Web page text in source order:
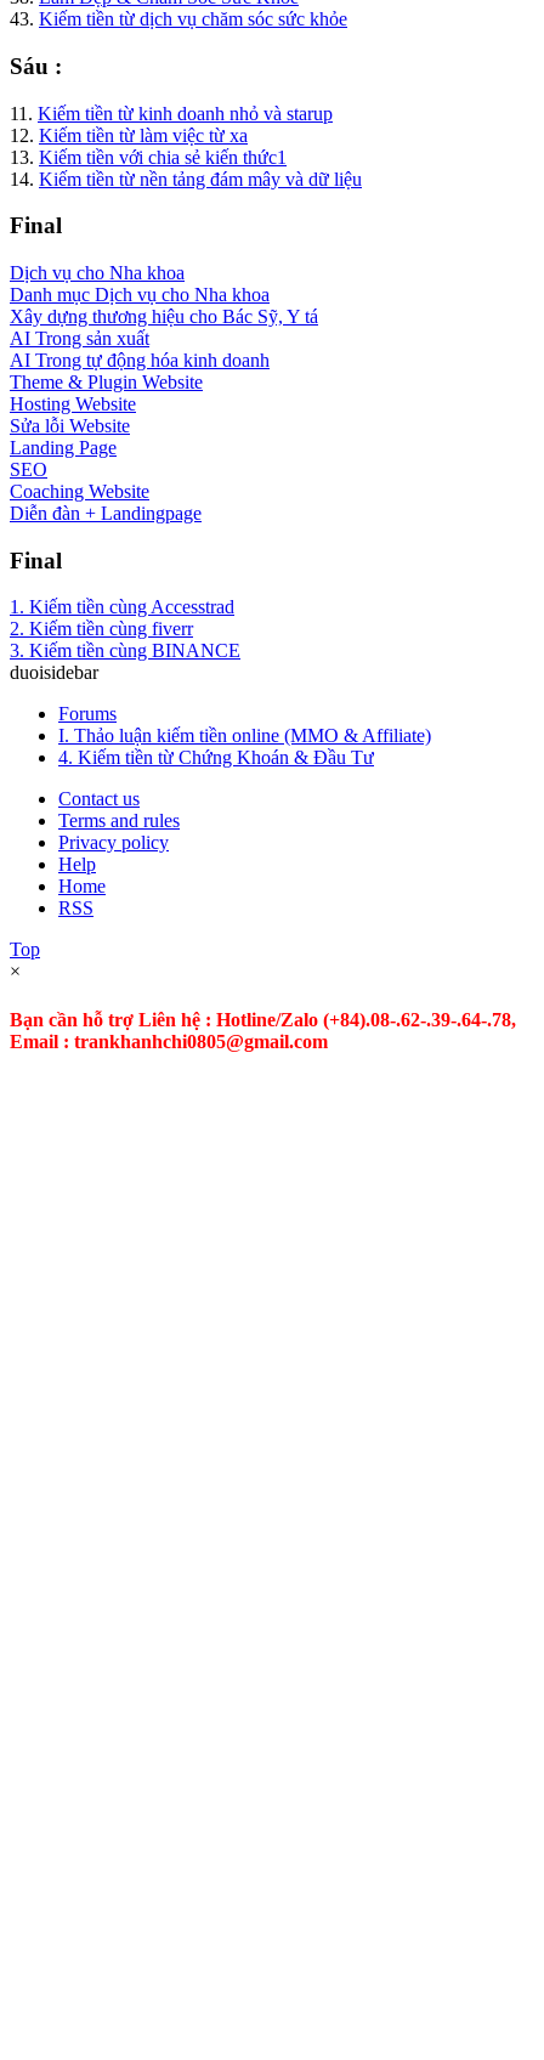
43. Kiếm tiền từ dịch vụ chăm sóc sức khỏe
Sáu :
11. Kiếm tiền từ kinh doanh nhỏ và starup
12. Kiếm tiền từ làm việc từ xa
13. Kiếm tiền với chia sẻ kiến thức1
14. Kiếm tiền từ nền tảng đám mây và dữ liệu
Final
Dịch vụ cho Nha khoa
Danh mục Dịch vụ cho Nha khoa
Xây dựng thương hiệu cho Bác Sỹ, Y tá
AI Trong sản xuất
AI Trong tự động hóa kinh doanh
Theme & Plugin Website
Hosting Website
Sửa lỗi Website
Landing Page
SEO
Coaching Website
Diễn đàn + Landingpage
Final
1. Kiếm tiền cùng Accesstrad
2. Kiếm tiền cùng fiverr
3. Kiếm tiền cùng BINANCE
duoisidebar
Forums
I. Thảo luận kiếm tiền online (MMO & Affiliate)
4. Kiếm tiền từ Chứng Khoán & Đầu Tư
Contact us
Terms and rules
Privacy policy
Help
Home
RSS
Top
×
Bạn cần hỗ trợ Liên hệ : Hotline/Zalo (+84).08-.62-.39-.64-.78,
Email : trankhanhchi0805@gmail.com